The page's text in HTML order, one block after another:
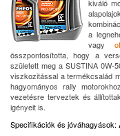
kiváló
a
vagy
összpontosította, hogy a
született meg a SUSTINA 0W-
viszkozitással a termékcsalád
hagyományos rally
vezetésre terveztek és
igényeit is.
Specifikációk és jóváhagyások: